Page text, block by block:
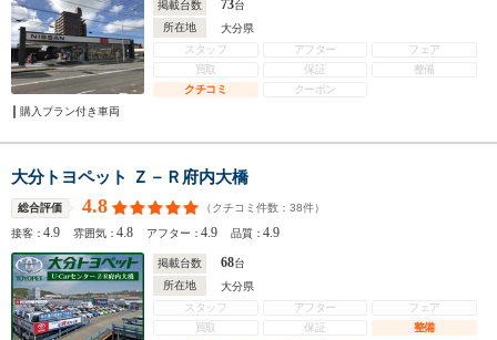
掲載台数 73台
所在地
大分県
スタッフ
アフター
フェア
買取
保証
整備
クチコミ
クーポン
購入プラン付き車両
大分トヨペット Ｚ－Ｒ府内大橋
総合評価 4.8 （クチコミ件数： 38件）
接客：4.9 雰囲気：4.8 アフター：4.9 品質：4.9
掲載台数 68台
所在地
大分県
スタッフ
アフター
フェア
買取
保証
整備